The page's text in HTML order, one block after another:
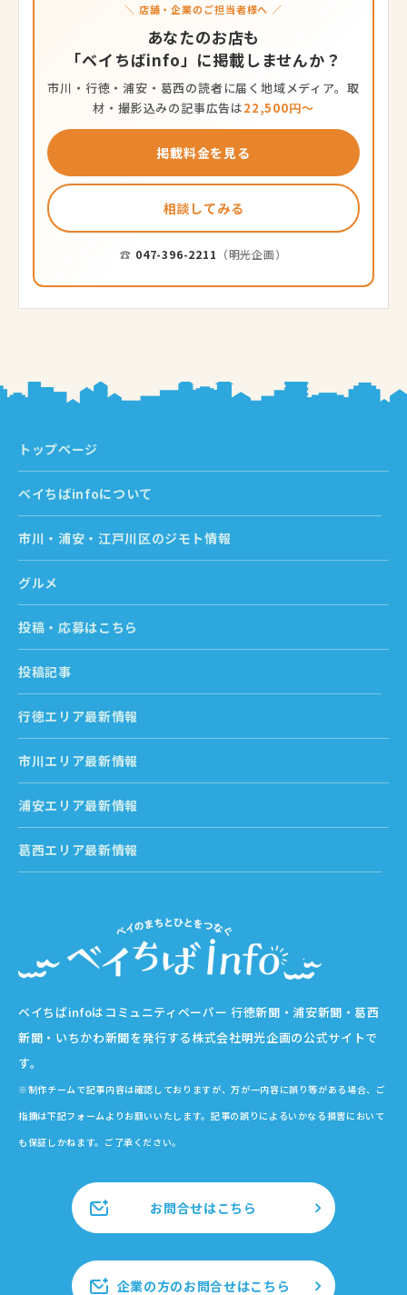
＼ 店舗・企業のご担当者様へ ／
あなたのお店も
「ベイちばinfo」に掲載しませんか？
市川・行徳・浦安・葛西の読者に届く地域メディア。取
材・撮影込みの記事広告は22,500円〜
掲載料金を見る
相談してみる
☎ 047-396-2211 （明光企画）
ベイちばinfoはコミュニティペーパー 行徳新聞・浦安新聞・葛西
新聞・いちかわ新聞を発行する株式会社明光企画の公式サイトで
す。
※制作チームで記事内容は確認しておりますが、万が一内容に誤り等がある場合、ご
指摘は下記フォームよりお願いいたします。記事の誤りによるいかなる損害において
も保証しかねます。ご了承ください。
お問合せはこちら
企業の方のお問合せはこちら
トップページ
ベイちばinfoについて
市川・浦安・江戸川区のジモト情報
グルメ
投稿・応募はこちら
投稿記事
行徳エリア最新情報
市川エリア最新情報
浦安エリア最新情報
葛西エリア最新情報